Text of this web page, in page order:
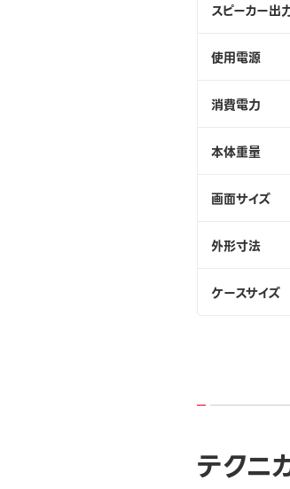
スピーカー出
使用電源
消費電力
本体重量
画面サイズ
外形寸法
ケースサイズ
テクニ